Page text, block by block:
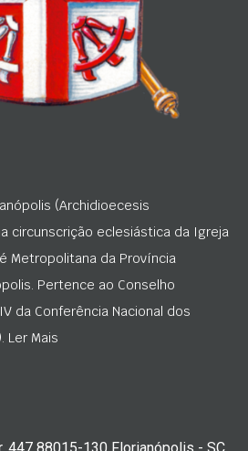
(Archidioecesis
circunscrição eclesiástica da Igreja
Metropolitana da Província
Pertence ao Conselho
da Conferência Nacional dos
Ler Mais